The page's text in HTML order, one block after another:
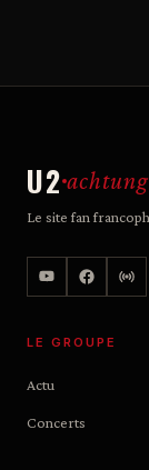
U2 achtung
Le site fan
LE GROUPE
Actu
Concerts